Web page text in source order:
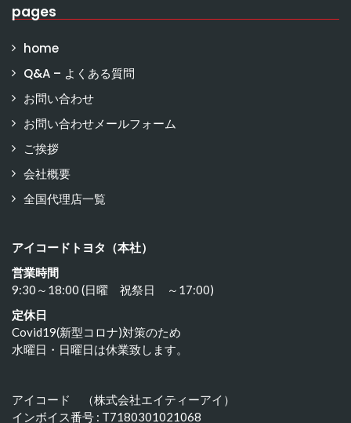
pages
home
Q&A – よくある質問
お問い合わせ
お問い合わせメールフォーム
ご挨拶
会社概要
全国代理店一覧
アイコードトヨタ（本社）
営業時間
9:30～18:00 (日曜 祝祭日 ～17:00)
定休日
Covid19(新型コロナ)対策のため
水曜日・日曜日は休業致します。
アイコード （株式会社エイティーアイ）
インボイス番号 : T7180301021068